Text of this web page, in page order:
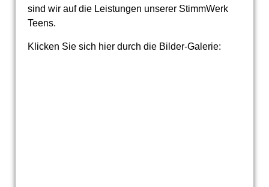
sind wir auf die Leistungen unserer StimmWerk
Teens.
Klicken Sie sich hier durch die Bilder-Galerie: